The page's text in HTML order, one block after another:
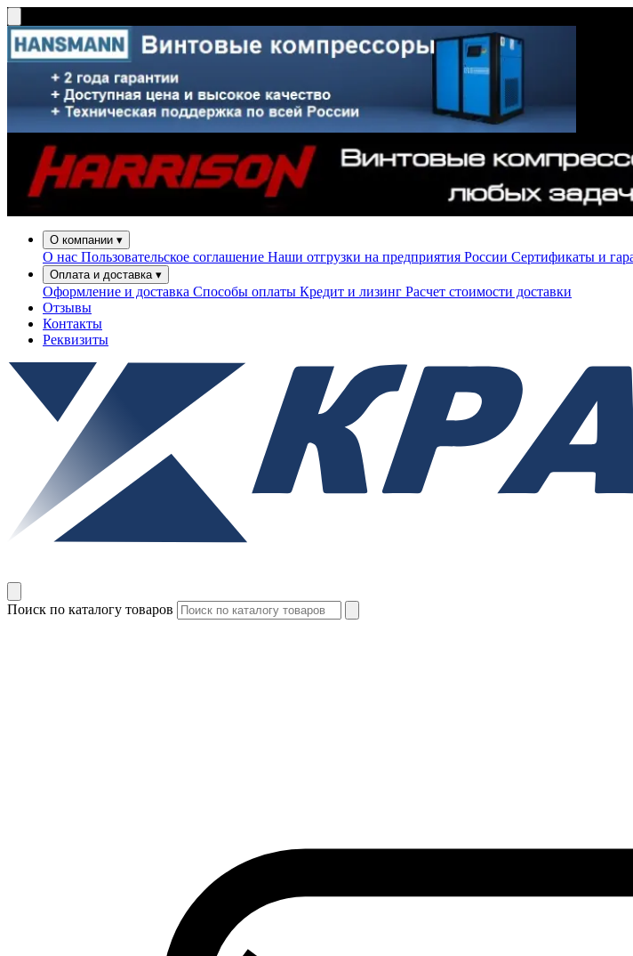
О компании ▾
О нас Пользовательское соглашение Наши отгрузки на предприятия России Сертификаты и
Оплата и доставка ▾
Оформление и доставка Способы оплаты Кредит и лизинг Расчет стоимости доставки
Отзывы
Контакты
Реквизиты
Поиск по каталогу товаров